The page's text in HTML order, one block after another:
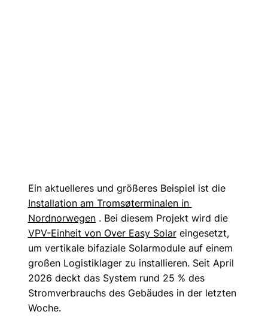
Ein aktuelleres und größeres Beispiel ist die
Installation am Tromsøterminalen in
Nordnorwegen . Bei diesem Projekt wird die
VPV-Einheit von Over Easy Solar eingesetzt,
um vertikale bifaziale Solarmodule auf einem
großen Logistiklager zu installieren. Seit April
2026 deckt das System rund 25 % des
Stromverbrauchs des Gebäudes in der letzten
Woche.